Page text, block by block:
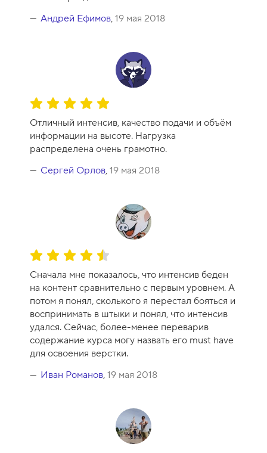
Андрей Ефимов, 19 мая 2018
О
е
н
к
а
1
0
Отличный интенсив, качество подачи и объём
информации на высоте. Нагрузка
распределена очень грамотно.
Сергей Орлов, 19 мая 2018
О
ц
е
н
к
а
к
у
р
с
Сначала мне показалось, что интенсив беден
на контент сравнительно с первым уровнем. А
потом я понял, сколького я перестал бояться и
воспринимать в штыки и понял, что интенсив
удался. Сейчас, более-менее переварив
содержание курса могу назвать его must have
для освоения верстки.
Иван Романов, 19 мая 2018